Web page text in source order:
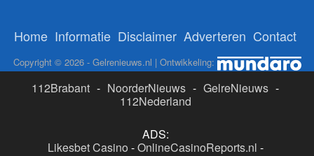
Home Informatie Disclaimer Adverteren Contact
Copyright © 2026 - Gelrenieuws.nl | Ontwikkeling:
112Brabant - NoorderNieuws - GelreNieuws -
112Nederland
ADS:
Likesbet Casino -OnlineCasinoReports.nl -